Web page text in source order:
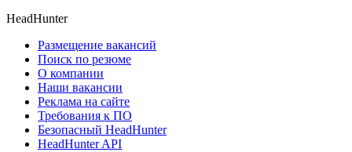
HeadHunter
Размещение вакансий
Поиск по резюме
О компании
Наши вакансии
Реклама на сайте
Требования к ПО
Безопасный HeadHunter
HeadHunter API